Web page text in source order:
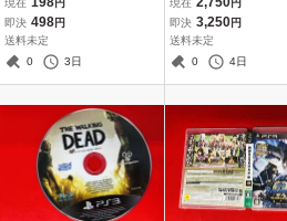
売！！
現在
円
即決 498円
送料未定
0
3日
読！！
現在
円
即決 3,250円
送料未定
0
4日